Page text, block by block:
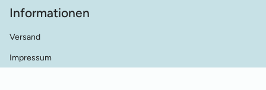
Informationen
Versand
Impressum